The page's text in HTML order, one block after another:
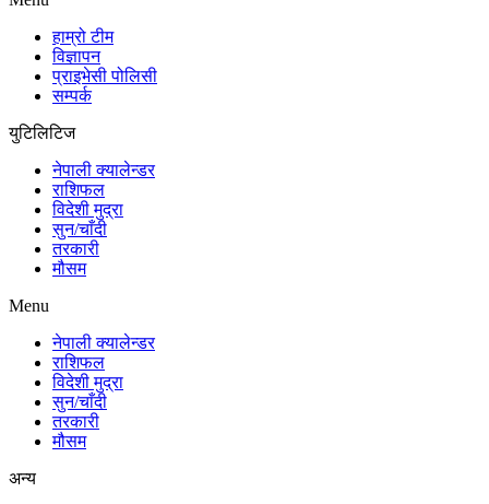
हाम्रो टीम
विज्ञापन
प्राइभेसी पोलिसी
सम्पर्क
युटिलिटिज
नेपाली क्यालेन्डर
राशिफल
विदेशी मुद्रा
सुन/चाँदी
तरकारी
मौसम
Menu
नेपाली क्यालेन्डर
राशिफल
विदेशी मुद्रा
सुन/चाँदी
तरकारी
मौसम
अन्य